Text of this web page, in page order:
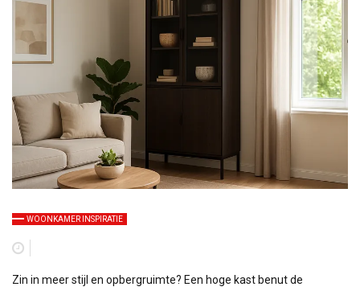
WOONKAMER INSPIRATIE
Zin in meer stijl en opbergruimte? Een hoge kast benut de